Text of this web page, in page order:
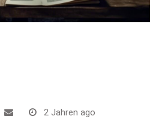
2 Jahren ago